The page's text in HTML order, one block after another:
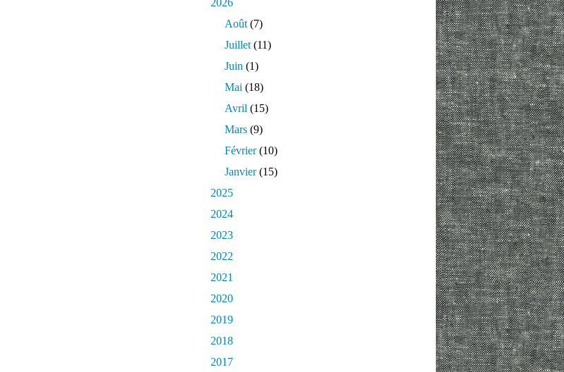
2026
Août (7)
Juillet (11)
Juin (1)
Mai (18)
Avril (15)
Mars (9)
Février(10)
Janvier(15)
2025
2024
2023
2022
2021
2020
2019
2018
2017